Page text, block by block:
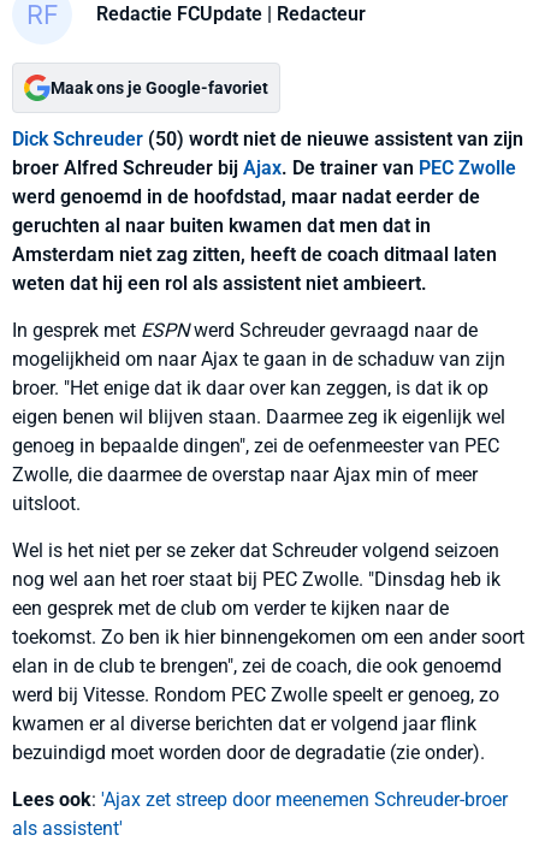
Redactie FCUpdate | Redacteur
Maak ons je Google-favoriet
Dick Schreuder (50) wordt niet de nieuwe assistent van zijn
broer Alfred Schreuder bij Ajax. De trainer van PEC Zwolle
werd genoemd in de hoofdstad, maar nadat eerder de
geruchten al naar buiten kwamen dat men dat in
Amsterdam niet zag zitten, heeft de coach ditmaal laten
weten dat hij een rol als assistent niet ambieert.
In gesprek met ESPNwerd Schreuder gevraagd naar de
mogelijkheid om naar Ajax te gaan in de schaduw van zijn
broer. "Het enige dat ik daar over kan zeggen, is dat ik op
eigen benen wil blijven staan. Daarmee zeg ik eigenlijk wel
genoeg in bepaalde dingen", zei de oefenmeester van PEC
Zwolle, die daarmee de overstap naar Ajax min of meer
uitsloot.
Wel is het niet per se zeker dat Schreuder volgend seizoen
nog wel aan het roer staat bij PEC Zwolle. "Dinsdag heb ik
een gesprek met de club om verder te kijken naar de
toekomst. Zo ben ik hier binnengekomen om een ander soort
elan in de club te brengen", zei de coach, die ook genoemd
werd bij Vitesse. Rondom PEC Zwolle speelt er genoeg, zo
kwamen er al diverse berichten dat er volgend jaar flink
bezuindigd moet worden door de degradatie (zie onder).
Lees ook: 'Ajax zet streep door meenemen Schreuder-broer
als assistent'